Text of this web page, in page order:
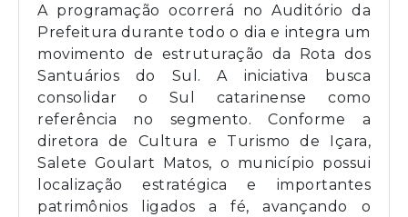
A programação ocorrerá no Auditório da
Prefeitura durante todo o dia e integra um
movimento de estruturação da Rota dos
Santuários do Sul. A iniciativa busca
consolidar o Sul catarinense como
referência no segmento. Conforme a
diretora de Cultura e Turismo de Içara,
Salete Goulart Matos, o município possui
localização estratégica e importantes
patrimônios ligados a fé, avançando o